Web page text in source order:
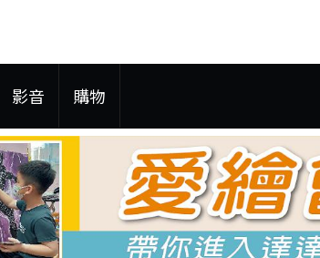
影音 購物